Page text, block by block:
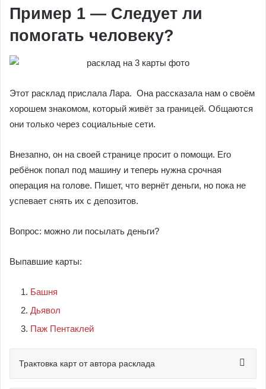
Пример 1 — Следует ли
помогать человеку?
Этот расклад прислала Лара. Она рассказала нам о своём
хорошем знакомом, который живёт за границей. Общаются
они только через социальные сети.
Внезапно, он на своей странице просит о помощи. Его
ребёнок попал под машину и теперь нужна срочная
операция на голове. Пишет, что вернёт деньги, но пока не
успевает снять их с депозитов.
Вопрос: можно ли посылать деньги?
Выпавшие карты:
Башня
Дьявол
Паж Пентаклей
Трактовка карт от автора расклада